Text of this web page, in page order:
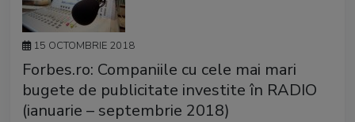
15 OCTOMBRIE 2018
Forbes.ro: Companiile cu cele mai mari
bugete de publicitate investite în RADIO
(ianuarie – septembrie 2018)